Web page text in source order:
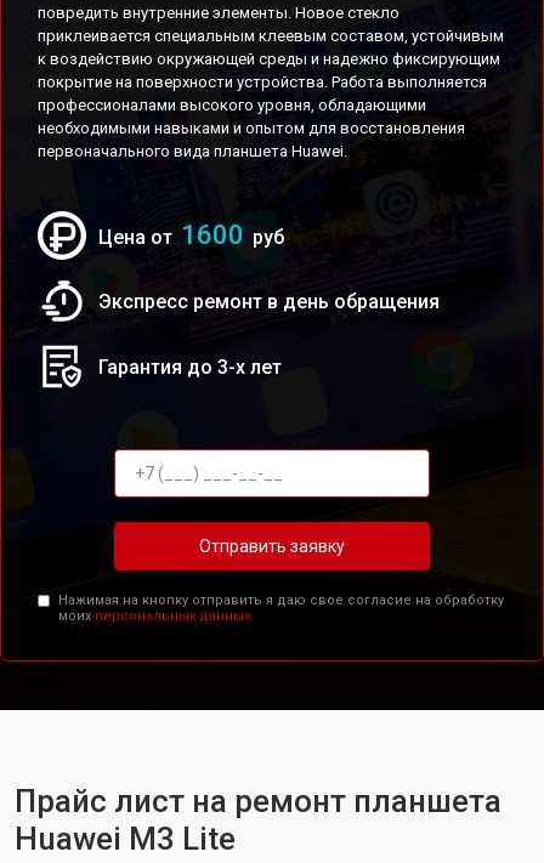
повредить внутренние элементы. Новое стекло
приклеивается специальным клеевым составом, устойчивым
к воздействию окружающей среды и надежно фиксирующим
покрытие на поверхности устройства. Работа выполняется
профессионалами высокого уровня, обладающими
необходимыми навыками и опытом для восстановления
первоначального вида планшета Huawei.
Цена от 1600 руб
Экспресс ремонт в день обращения
Гарантия до 3-х лет
Отправить заявку
Нажимая на кнопку отправить я даю свое согласие на обработку
моих персональных данных.
Прайс лист на ремонт планшета
Huawei M3 Lite